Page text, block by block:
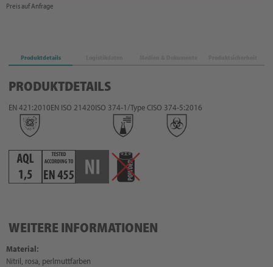
Preis auf Anfrage
Produktdetails
PRODUKTDETAILS
EN 421:2010EN ISO 21420ISO 374-1/Type CISO 374-5:2016
WEITERE INFORMATIONEN
Material:
Nitril, rosa, perlmuttfarben